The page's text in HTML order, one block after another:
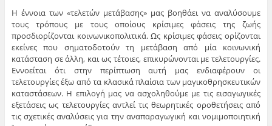
Η έννοια των «τελετών μετάβασης» μας βοηθάει να αναλύσουμε
τους τρόπους με τους οποίους κρίσιμες φάσεις της ζωής
προσδιορίζονται κοινωνικοπολιτικά. Ως κρίσιμες φάσεις ορίζονται
εκείνες που σηματοδοτούν τη μετάβαση από μία κοινωνική
κατάσταση σε άλλη, και ως τέτοιες, επικυρώνονται με τελετουργίες.
Εννοείται ότι στην περίπτωση αυτή μας ενδιαφέρουν οι
τελετουργίες έξω από τα κλασικά πλαίσια των μαγικοθρησκευτικών
καταστάσεων. Η επιλογή μας να ασχοληθούμε με τις εισαγωγικές
εξετάσεις ως τελετουργίες αντλεί τις θεωρητικές οροθετήσεις από
τις σχετικές αναλύσεις για την αναπαραγωγική και νομιμοποιητική